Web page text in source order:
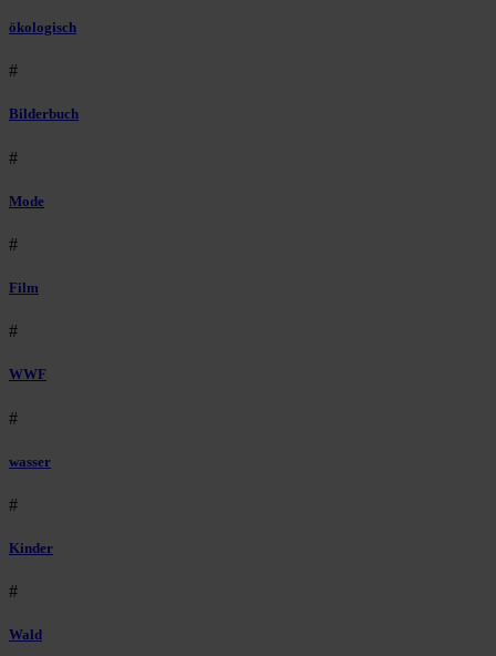
ökologisch
#
Bilderbuch
#
Mode
#
Film
#
WWF
#
wasser
#
Kinder
#
Wald